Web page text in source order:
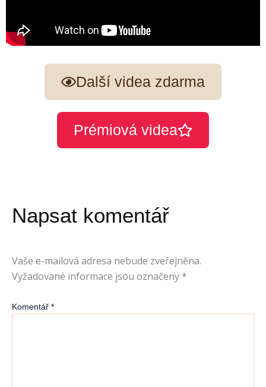
Další videa zdarma
Prémiová videa
Napsat komentář
Vaše e-mailová adresa nebude zveřejněna.
Vyžadované informace jsou označeny *
Komentář *